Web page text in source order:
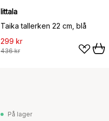
Iittala
Taika tallerken 22 cm, blå
299 kr
436 kr
På lager